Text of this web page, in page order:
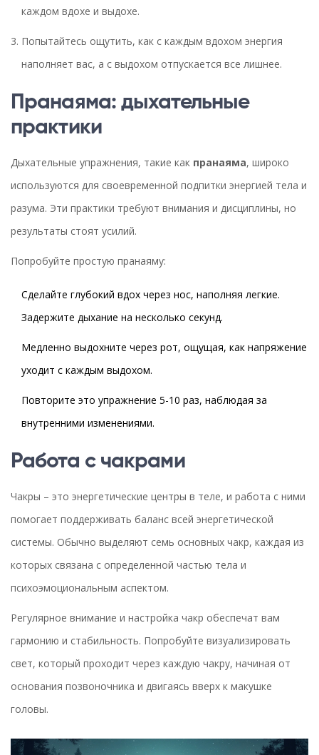
каждом вдохе и выдохе.
Попытайтесь ощутить, как с каждым вдохом энергия
наполняет вас, а с выдохом отпускается все лишнее.
Пранаяма: дыхательные
практики
Дыхательные упражнения, такие как пранаяма, широко
используются для своевременной подпитки энергией тела и
разума. Эти практики требуют внимания и дисциплины, но
результаты стоят усилий.
Попробуйте простую пранаяму:
Сделайте глубокий вдох через нос, наполняя легкие.
Задержите дыхание на несколько секунд.
Медленно выдохните через рот, ощущая, как напряжение
уходит с каждым выдохом.
Повторите это упражнение 5-10 раз, наблюдая за
внутренними изменениями.
Работа с чакрами
Чакры – это энергетические центры в теле, и работа с ними
помогает поддерживать баланс всей энергетической
системы. Обычно выделяют семь основных чакр, каждая из
которых связана с определенной частью тела и
психоэмоциональным аспектом.
Регулярное внимание и настройка чакр обеспечат вам
гармонию и стабильность. Попробуйте визуализировать
свет, который проходит через каждую чакру, начиная от
основания позвоночника и двигаясь вверх к макушке
головы.